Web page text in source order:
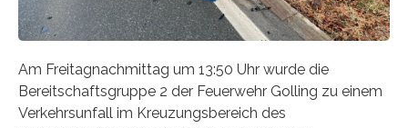
Am Freitagnachmittag um 13:50 Uhr wurde die
Bereitschaftsgruppe 2 der Feuerwehr Golling zu einem
Verkehrsunfall im Kreuzungsbereich des